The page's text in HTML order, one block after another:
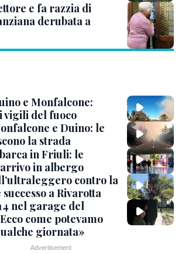
e fa razzia di
derubata a
e Monfalcone:
vigili del fuoco
e Duino: le
la strada
in Friuli: le
in albergo
contro la
a Rivarotta
nel garage del
come potevamo
giornata»